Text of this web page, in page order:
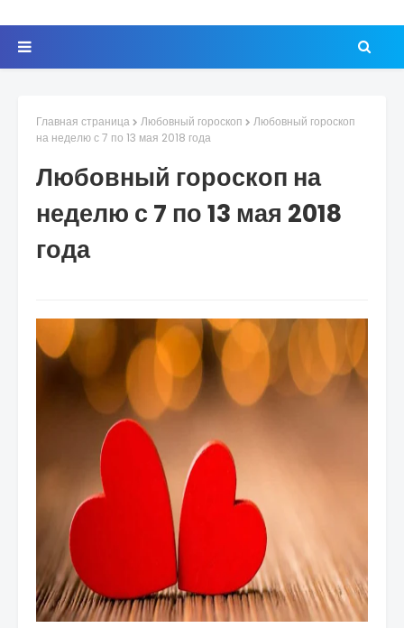
Главная страница Любовный гороскоп
Любовный гороскоп
на неделю с 7 по 13 мая 2018 года
Любовный гороскоп на
неделю с 7 по 13 мая 2018
года